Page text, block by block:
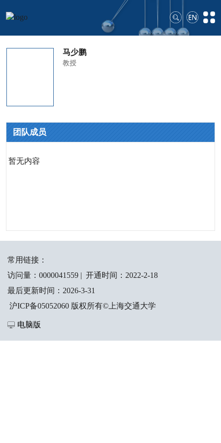
马少鹏
教授
团队成员
暂无内容
常用链接：
访问量： 0000041559| 开通时间： 2022-2-18
最后更新时间： 2026-3-31
沪ICP备05052060 版权所有©上海交通大学
电脑版